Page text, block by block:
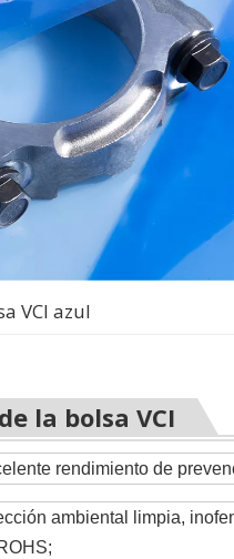
VCI azul
la bolsa VCI
rendimiento de
ambiental limpia,